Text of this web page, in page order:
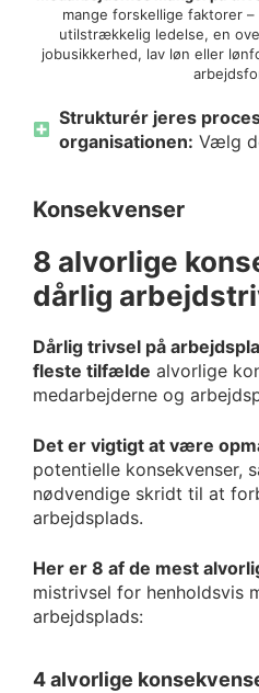
mange forskellige faktorer
utilstrækkelig ledelse, en
jobusikkerhed, lav løn eller
Strukturér jeres
organisationen: Vælg
Konsekvenser
8 alvorlige
dårlig
Dårlig trivsel på
fleste tilfælde alvorlige
medarbejderne og
Det er vigtigt at være
potentielle konsekvenser,
nødvendige skridt til at
arbejdsplads.
Her er 8 af de mest
mistrivsel for henholdsvis
arbejdsplads:
4 alvorlige